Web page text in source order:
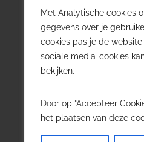
Met Analytische cookies
gegevens over je
cookies pas je de
sociale media-cookies
bekijken.
Door op "Accepteer
het plaatsen van deze
Logistiek.be
trends en
transport,
en automatisering
willen volgen.